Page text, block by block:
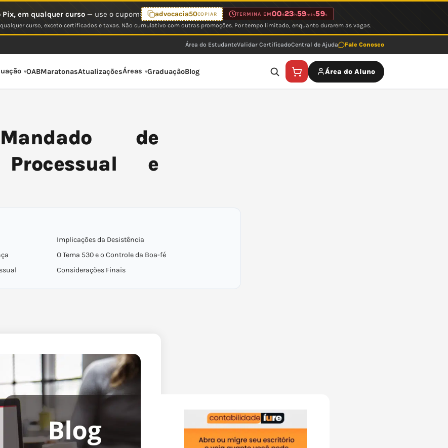
em qualquer curso— use o cupom: advocacia50COPIAR TERMINA EM00d23 h59min59s
curso, exceto certificados e taxas. Não cumulativo com outras promoções. Por tempo limitado, enquanto durarem as vagas.
Área do EstudanteValidar CertificadoCentral de Ajuda Fale Conosco
OABMaratonasAtualizaçõesÁreas GraduaçãoBlog Área do Aluno
de
e
Implicações da Desistência
O Tema 530 e o Controle da Boa-fé
Considerações Finais